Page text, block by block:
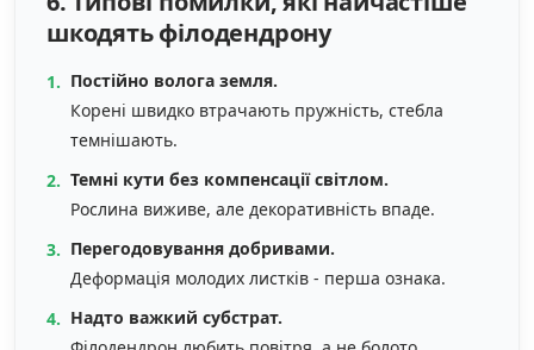
шкодять філодендрону
Постійно волога земля.
Корені швидко втрачають пружність, стебла
темнішають.
Темні кути без компенсації світлом.
Рослина виживе, але декоративність впаде.
Перегодовування добривами.
Деформація молодих листків - перша ознака.
Надто важкий субстрат.